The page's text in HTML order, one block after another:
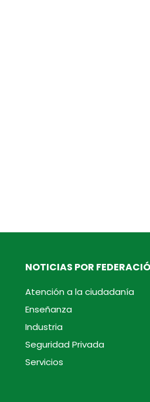
NOTICIAS POR
Atención a la ciudadanía
Enseñanza
Industria
Seguridad Privada
Servicios